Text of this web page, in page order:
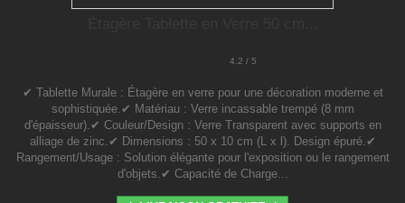
4.2 / 5
✔ Tablette Murale : Étagère en verre pour une décoration moderne et
sophistiquée.✔ Matériau : Verre incassable trempé (8 mm
d'épaisseur).✔ Couleur/Design : Verre Transparent avec supports en
alliage de zinc.✔ Dimensions : 50 x 10 cm (L x l). Design épuré.✔
Rangement/Usage : Solution élégante pour l'exposition ou le rangement
d'objets.✔ Capacité de Charge...